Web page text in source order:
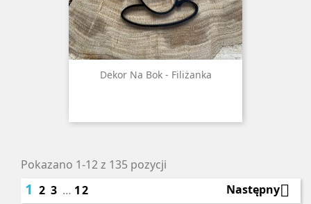
Dekor Na Bok - Filiżanka
Pokazano 1-12 z 135 pozycji
1 2 3 … 12 Następny